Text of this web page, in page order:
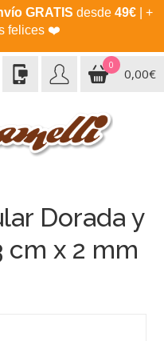
GRATIS desde 49€| +
felices ❤️
0
0,00€
Dorada y
cm x 2 mm